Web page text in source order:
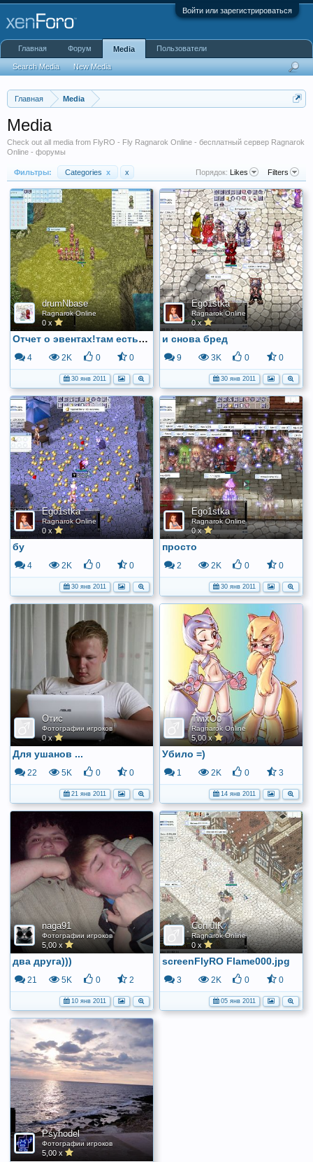
Войти или зарегистрироваться
Главная Media
Media
Check out all media from FlyRO - Fly Ragnarok Online - бесплатный сервер Ragnarok
Online - форумы
Фильтры: Categories x x Порядок: Likes Filters
drumNbase
Ragnarok Online
0 x
Отчет о эвентах!там есть люди!:D
4 2K 0 0
30 янв 2011
Ego1stka
Ragnarok Online
0 x
и снова бред
9 3K 0 0
30 янв 2011
Ego1stka
Ragnarok Online
0 x
бу
4 2K 0 0
30 янв 2011
Ego1stka
Ragnarok Online
0 x
просто
2 2K 0 0
30 янв 2011
Отис
Фотографии игроков
0 x
Для ушанов ...
22 5K 0 0
21 янв 2011
TwixOo
Ragnarok Online
5,00 x
Убило =)
1 2K 0 3
14 янв 2011
naga91
Фотографии игроков
5,00 x
два друга)))
21 5K 0 2
10 янв 2011
Con JlK
Ragnarok Online
0 x
screenFlyRO Flame000.jpg
3 2K 0 0
05 янв 2011
Psyhodel
Фотографии игроков
5,00 x
Главная Форум Media
Search Media New Media
Пользователи